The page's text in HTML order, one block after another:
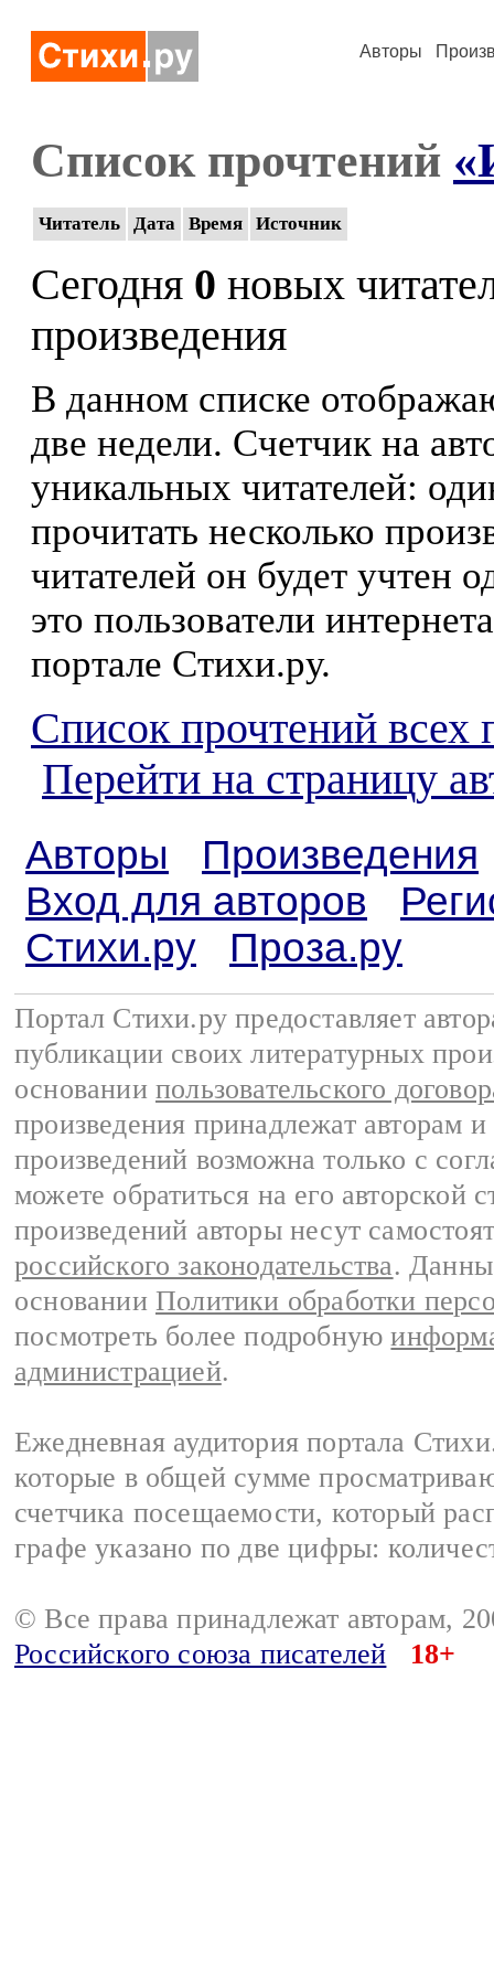
Авторы
Список прочтений
Читатель Дата Время Источник
Сегодня 0 новых
произведения
В данном списке
две недели. Счетчик на
уникальных читателей:
прочитать несколько
читателей он будет учтен
это пользователи
портале Стихи.ру.
Список прочтений всех
Перейти на страницу
Авторы
Произведения
Вход для авторов
Стихи.ру
Проза.ру
Портал Стихи.ру предоставляет
публикации своих литературных
основании пользовательского
произведения принадлежат авторам
произведений возможна только с
можете обратиться на его авторской
произведений авторы несут
российского законодательства.
основании Политики обработки
посмотреть более подробную
администрацией.
Ежедневная аудитория портала
которые в общей сумме
счетчика посещаемости, который
графе указано по две цифры:
© Все права принадлежат авторам,
Российского союза писателей
18+